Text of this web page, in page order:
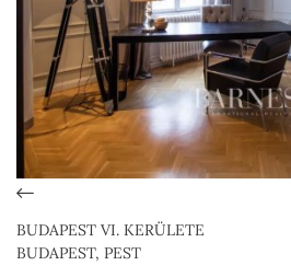
BUDAPEST VI. KERÜLETE
BUDAPEST, PEST